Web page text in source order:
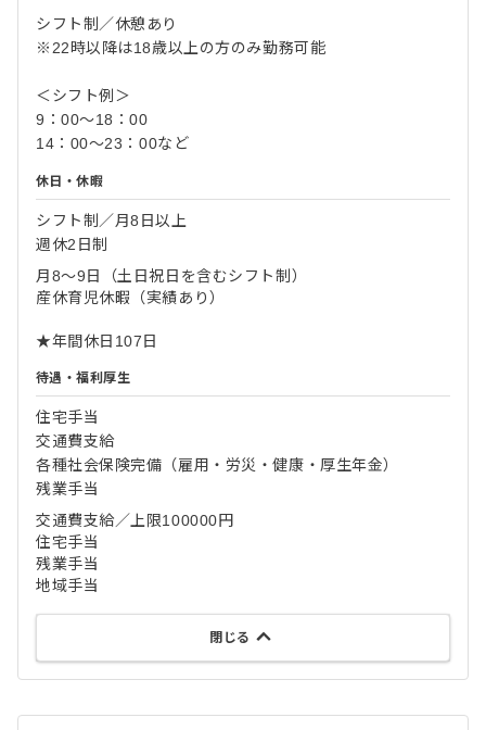
シフト制／休憩あり
※22時以降は18歳以上の方のみ勤務可能
＜シフト例＞
9：00～18：00
14：00～23：00など
休日・休暇
シフト制／月8日以上
週休2日制
月8～9日（土日祝日を含むシフト制）
産休育児休暇（実績あり）
★年間休日107日
待遇・福利厚生
住宅手当
交通費支給
各種社会保険完備（雇用・労災・健康・厚生年金）
残業手当
交通費支給／上限100000円
住宅手当
残業手当
地域手当
閉じる